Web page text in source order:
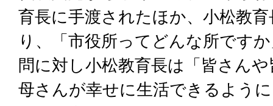
育長に手渡されたほか、小松教
り、「市役所ってどんな所です
問に対し小松教育長は「皆さん
母さんが幸せに生活できるよう